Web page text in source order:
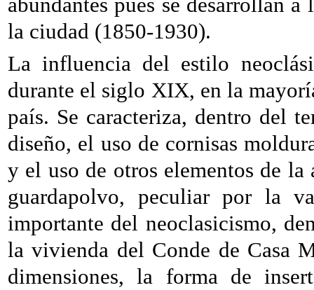
la ciudad (1850-1930).
La influencia del estilo
durante el siglo XIX, en la
país. Se caracteriza, dentro del
diseño, el uso de cornisas
y el uso de otros elementos de la
guardapolvo, peculiar por la
importante del neoclasicismo,
la vivienda del Conde de Casa
dimensiones, la forma de